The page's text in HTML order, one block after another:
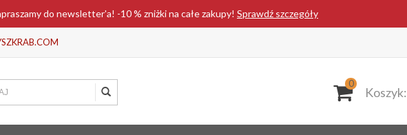
do newsletter'a! -10 % zniżki na całe zakupy! Sprawdź szczegóły
0
Koszyk: